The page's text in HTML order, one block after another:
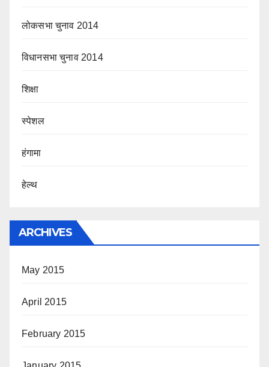
लोकसभा चुनाव 2014
विधानसभा चुनाव 2014
शिक्षा
स्पेशल
हंगामा
हेल्थ
ARCHIVES
May 2015
April 2015
February 2015